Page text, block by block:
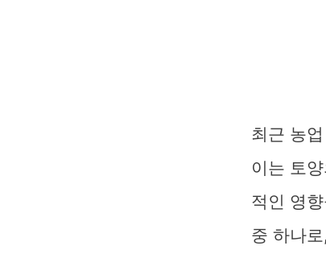
최근 농
이는 토
적인 영
중 하나